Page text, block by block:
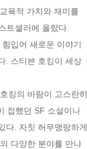
육적 가치와 재미를
트셀러에 올랐다.
입어 새로운 이야기
. 스티븐 호킹이 세상
킹의 바람이 고스란히
접했던 SF 소설이나
다. 자칫 허무맹랑하게
다양한 분야를 만나